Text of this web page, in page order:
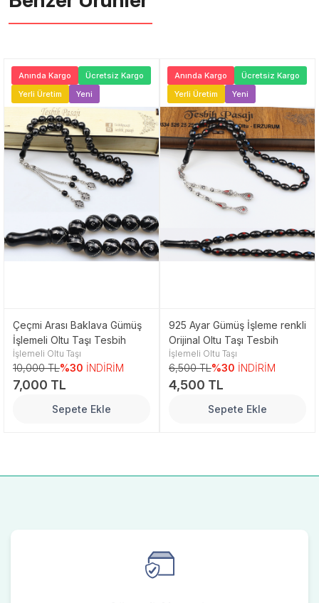
Anında Kargo
Ücretsiz Kargo
Yerli Üretim
Yeni
Çeçmi Arası Baklava Gümüş
İşlemeli Oltu Taşı Tesbih
İşlemeli Oltu Taşı
10,000 TL%30 İNDİRİM
7,000 TL
Sepete Ekle
Anında Kargo
Ücretsiz Kargo
Yerli Üretim
Yeni
925 Ayar Gümüş İşleme renkli
Orijinal Oltu Taşı Tesbih
İşlemeli Oltu Taşı
6,500 TL%30 İNDİRİM
4,500 TL
Sepete Ekle